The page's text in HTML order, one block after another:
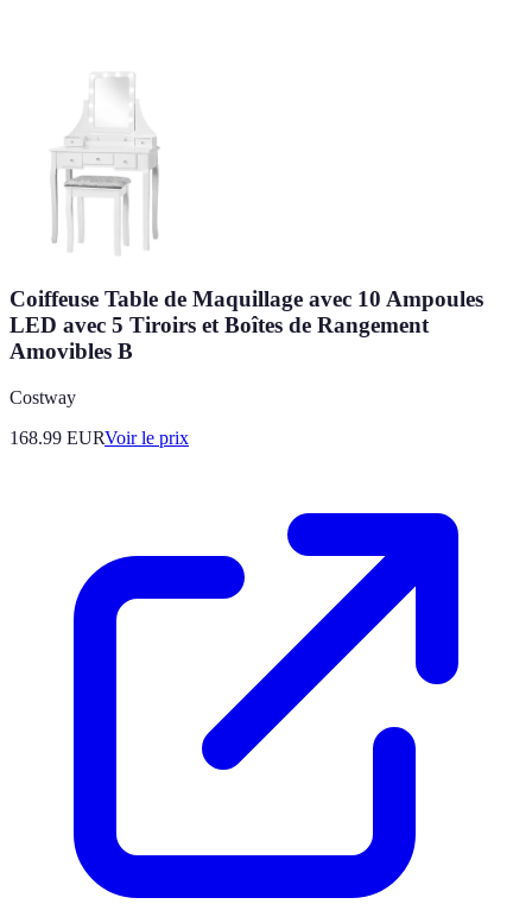
Coiffeuse Table de Maquillage avec 10 Ampoules
LED avec 5 Tiroirs et Boîtes de Rangement
Amovibles B
Costway
168.99 EURVoir le prix